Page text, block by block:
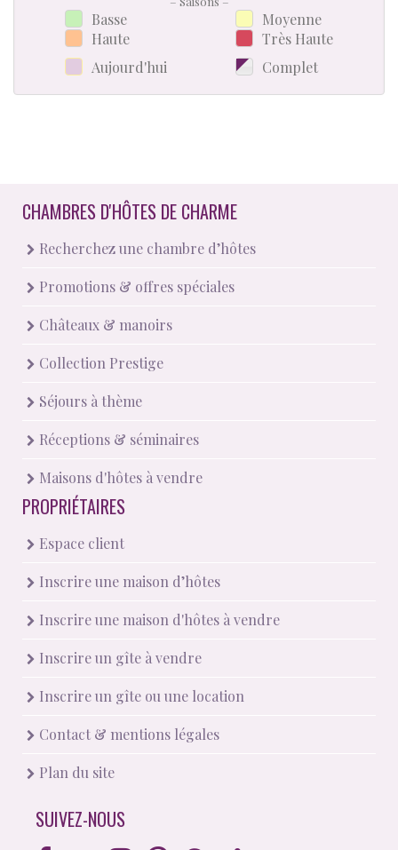
Basse
Haute
Aujourd'hui
Moyenne
Très Haute
Complet
CHAMBRES D'HÔTES DE CHARME
Recherchez une chambre d’hôtes
Promotions & offres spéciales
Châteaux & manoirs
Collection Prestige
Séjours à thème
Réceptions & séminaires
Maisons d'hôtes à vendre
PROPRIÉTAIRES
Espace client
Inscrire une maison d’hôtes
Inscrire une maison d'hôtes à vendre
Inscrire un gîte à vendre
Inscrire un gîte ou une location
Contact & mentions légales
Plan du site
SUIVEZ-NOUS